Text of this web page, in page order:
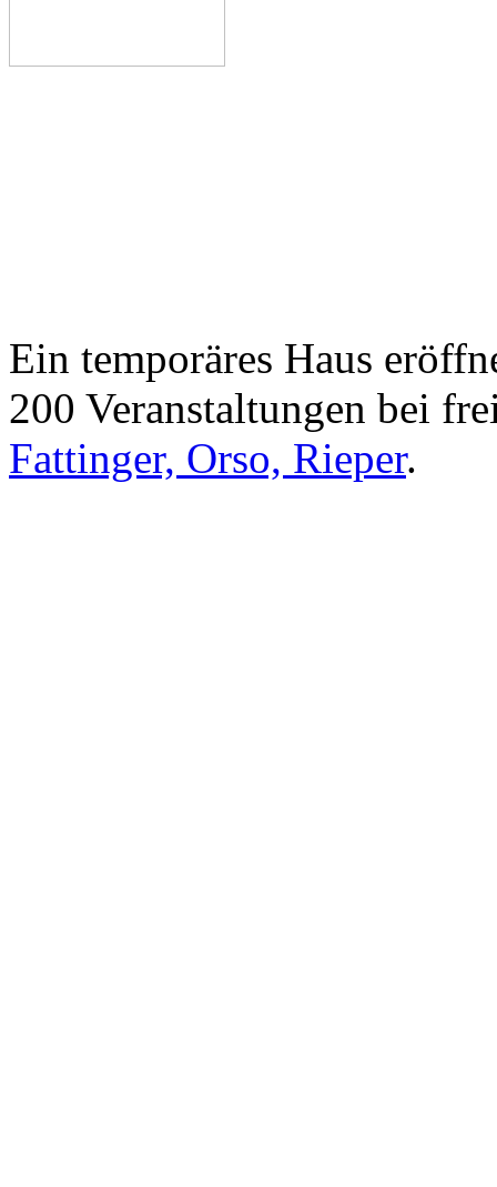
Ein temporäres Haus
200 Veranstaltungen bei
Fattinger, Orso, Rieper.